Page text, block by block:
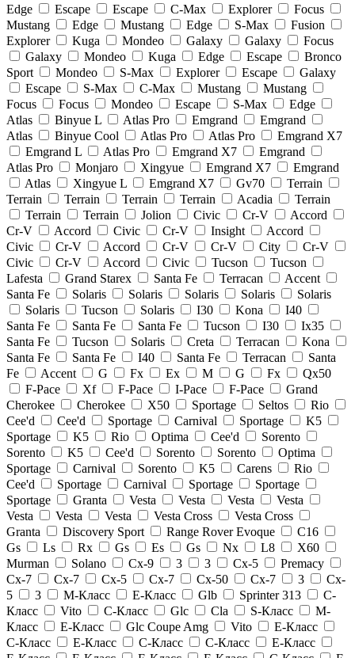
Edge
Escape Escape C-Max Explorer
Focus
Mustang
Edge Mustang Edge S-Max
Fusion
Explorer
Kuga Mondeo Galaxy Galaxy
Focus
Galaxy
Mondeo Kuga Edge Escape
Bronco
Sport
Mondeo S-Max Explorer Escape
Galaxy
Escape
S-Max C-Max Mustang
Mustang
Focus
Focus Mondeo Escape S-Max
Edge
Atlas
Binyue L Atlas Pro Emgrand
Emgrand
Atlas
Binyue Cool Atlas Pro Atlas Pro
Emgrand X7
Emgrand L
Atlas Pro Emgrand X7
Emgrand
Atlas Pro
Monjaro Xingyue Emgrand X7
Emgrand
Atlas
Xingyue L Emgrand X7 Gv70
Terrain
Terrain
Terrain Terrain Terrain Acadia
Terrain
Terrain
Terrain Jolion Civic Cr-V
Accord
Cr-V
Accord Civic Cr-V Insight
Accord
Civic
Cr-V Accord Cr-V Cr-V City
Cr-V
Civic
Cr-V Accord Civic Tucson
Tucson
Lafesta
Grand Starex Santa Fe Terracan
Accent
Santa Fe
Solaris Solaris Solaris Solaris
Solaris
Solaris
Tucson Solaris I30 Kona
I40
Santa Fe
Santa Fe Santa Fe Tucson I30
Ix35
Santa Fe
Tucson Solaris Creta Terracan
Kona
Santa Fe
Santa Fe I40 Santa Fe Terracan
Santa
Fe
Accent G Fx Ex M G Fx
Qx50
F-Pace
Xf F-Pace I-Pace F-Pace
Grand
Cherokee
Cherokee X50 Sportage Seltos
Rio
Cee'd
Cee'd Sportage Carnival Sportage
K5
Sportage
K5 Rio Optima Cee'd
Sorento
Sorento
K5 Cee'd Sorento Sorento
Optima
Sportage
Carnival Sorento K5 Carens
Rio
Cee'd
Sportage Carnival Sportage
Sportage
Sportage
Granta Vesta Vesta Vesta
Vesta
Vesta
Vesta Vesta Vesta Cross
Vesta Cross
Granta
Discovery Sport Range Rover Evoque
C16
Gs
Ls Rx Gs Es Gs Nx L8
X60
Murman
Solano Cx-9 3 3 Cx-5
Premacy
Cx-7
Cx-7 Cx-5 Cx-7 Cx-50 Cx-7 3
Cx-
5
3 M-Класс E-Класс Glb Sprinter 313
C-
Класс
Vito C-Класс Glc Cla S-Класс
M-
Класс
E-Класс Glc Coupe Amg Vito
E-Класс
C-Класс
E-Класс C-Класс C-Класс
E-Класс